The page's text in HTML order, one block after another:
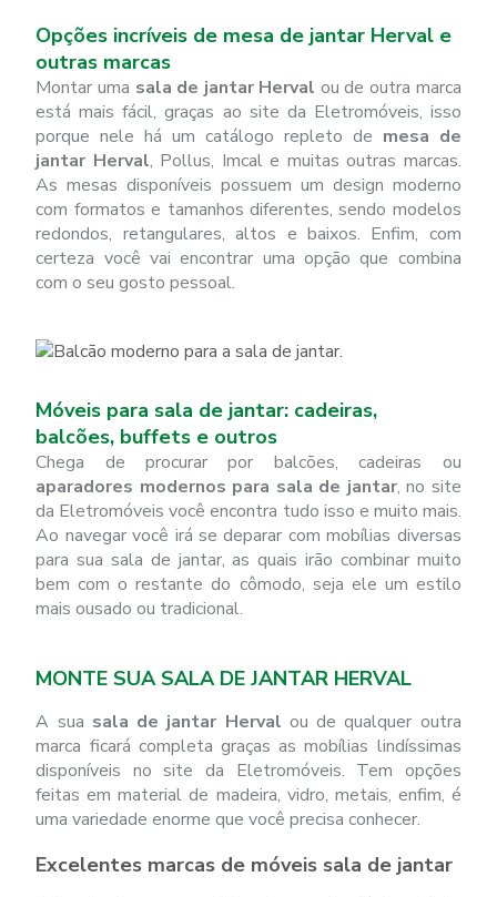
Opções incríveis de mesa de jantar Herval e
outras marcas
Montar uma sala de jantar Herval ou de outra marca
está mais fácil, graças ao site da Eletromóveis, isso
porque nele há um catálogo repleto de mesa de
jantar Herval, Pollus, Imcal e muitas outras marcas.
As mesas disponíveis possuem um design moderno
com formatos e tamanhos diferentes, sendo modelos
redondos, retangulares, altos e baixos. Enfim, com
certeza você vai encontrar uma opção que combina
com o seu gosto pessoal.
Móveis para sala de jantar: cadeiras,
balcões, buffets e outros
Chega de procurar por balcões, cadeiras ou
aparadores modernos para sala de jantar, no site
da Eletromóveis você encontra tudo isso e muito mais.
Ao navegar você irá se deparar com mobílias diversas
para sua sala de jantar, as quais irão combinar muito
bem com o restante do cômodo, seja ele um estilo
mais ousado ou tradicional.
MONTE SUA SALA DE JANTAR HERVAL
A sua sala de jantar Herval ou de qualquer outra
marca ficará completa graças as mobílias lindíssimas
disponíveis no site da Eletromóveis. Tem opções
feitas em material de madeira, vidro, metais, enfim, é
uma variedade enorme que você precisa conhecer.
Excelentes marcas de móveis sala de jantar